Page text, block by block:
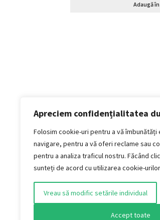
Apreciem confidențialitatea
Folosim cookie-uri pentru a vă îmbunătăți
navigare, pentru a vă oferi reclame sau
pentru a analiza traficul nostru. Făcând
sunteți de acord cu utilizarea cookie-
Vreau să modific setările individual
Accept toate
Adaugă
Politică de
Termeni si conditii
Politica de cookies
Politica de livrare și retur
Politica de plată
Formular Retur
AUDIO VINTAGE S.R.L.